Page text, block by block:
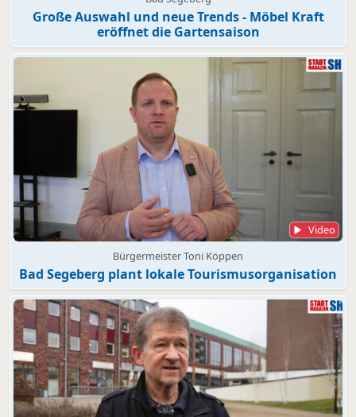
Große Auswahl und neue Trends - Möbel Kraft
eröffnet die Gartensaison
Video
Bürgermeister Toni Köppen
Bad Segeberg plant lokale Tourismusorganisation